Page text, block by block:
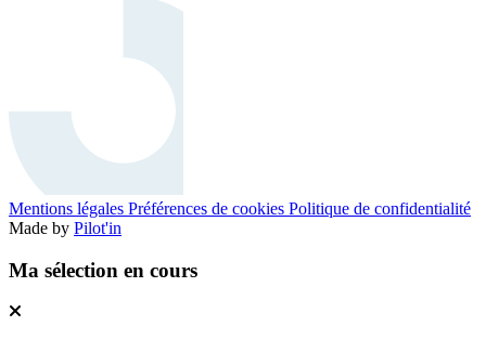
Mentions légales Préférences de cookies Politique de confidentialité
Made by Pilot'in
Ma sélection en cours